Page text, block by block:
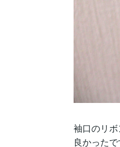
袖口のリ
良かったで